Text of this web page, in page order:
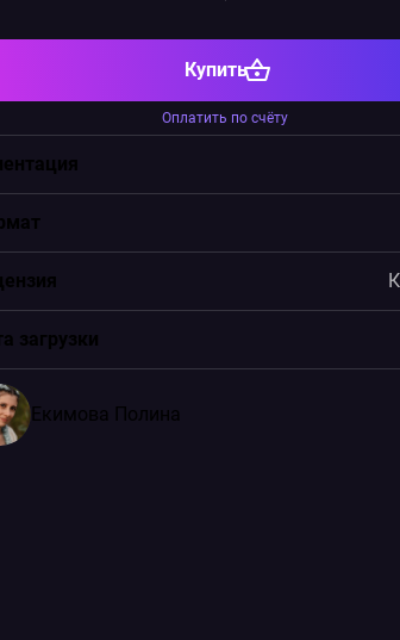
Купить
Оплатить по счёту
загрузки
Екимова Полина